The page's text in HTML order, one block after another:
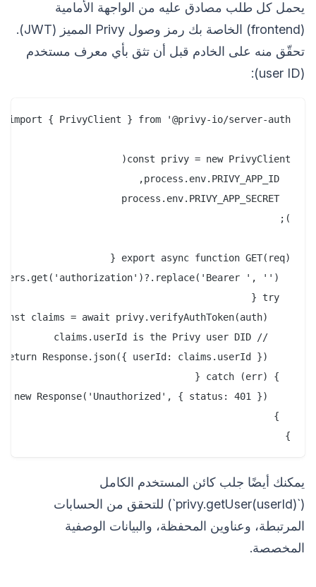
يحمل كل طلب مصادق عليه من الواجهة الأمامية
(frontend) الخاصة بك رمز وصول Privy المميز (JWT).
تحقّق منه على الخادم قبل أن تثق بأي معرف مستخدم
(user ID):
}
يمكنك أيضًا جلب كائن المستخدم الكامل
(`privy.getUser(userId)`) للتحقق من الحسابات
المرتبطة، وعناوين المحفظة، والبيانات الوصفية
المخصصة.